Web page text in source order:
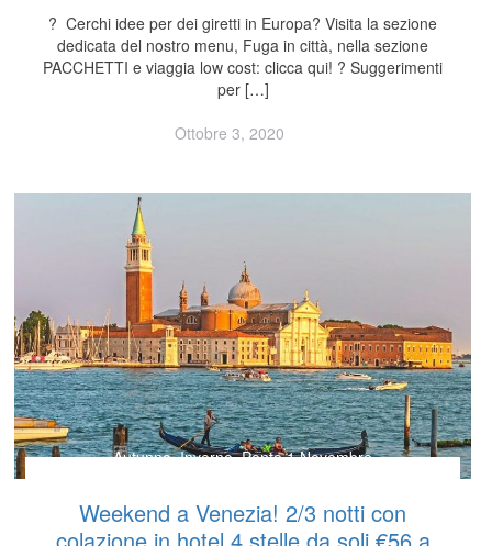
? Cerchi idee per dei giretti in Europa? Visita la sezione
dedicata del nostro menu, Fuga in città, nella sezione
PACCHETTI e viaggia low cost: clicca qui! ? Suggerimenti
per […]
Ottobre 3, 2020
Autunno,Inverno,Ponte 1 Novembre
Weekend a Venezia! 2/3 notti con